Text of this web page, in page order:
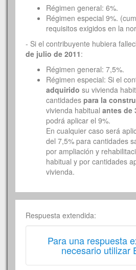
Régimen general: 6%.
Régimen especial 9%.
requisitos exigidos en la
- Si el contribuyente hubiera
de julio de 2011:
Régimen general: 7,5%.
Régimen especial: Si el
adquirido su vivienda
cantidades para la
vivienda habitual antes de
podrá aplicar el 9%.
En cualquier caso será
del 7,5% para cantidades
por ampliación y
habitual y por cantidades
vivienda.
Respuesta extendida:
Para una respuesta
necesario utilizar